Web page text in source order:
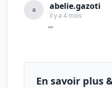
a abelie.gazoti
il y a 4 mois
""
En savoir plus